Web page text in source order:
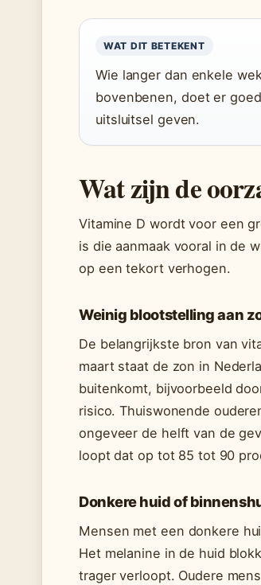
WAT DIT BETEKENT
Wie langer dan enkele
bovenbenen, doet er
uitsluitsel geven.
Wat zijn de
Vitamine D wordt voor een
is die aanmaak vooral in de
op een tekort verhogen.
Weinig blootstelling aan
De belangrijkste bron van
maart staat de zon in
buitenkomt, bijvoorbeeld
risico. Thuiswonende
ongeveer de helft van de
loopt dat op tot 85 tot 90
Donkere huid of
Mensen met een donkere
Het melanine in de huid
trager verloopt. Oudere